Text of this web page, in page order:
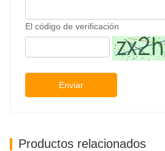
El código de verificación
Enviar
Productos relacionados